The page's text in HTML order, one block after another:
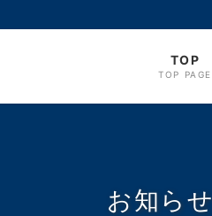
TOP
TOP PAGE
お知らせ